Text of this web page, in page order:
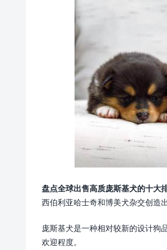
盘点全球出售高质庞斯基犬的十大
西伯利亚哈士奇和博美犬杂交创造
庞斯基犬是一种相对较新的设计狗
欢迎程度。